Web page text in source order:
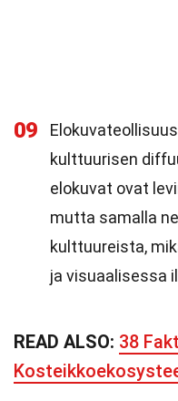
09
kulttuurisen
elokuvat ovat
mutta samalla
kulttuureista,
ja visuaalisessa
READ ALSO: 38